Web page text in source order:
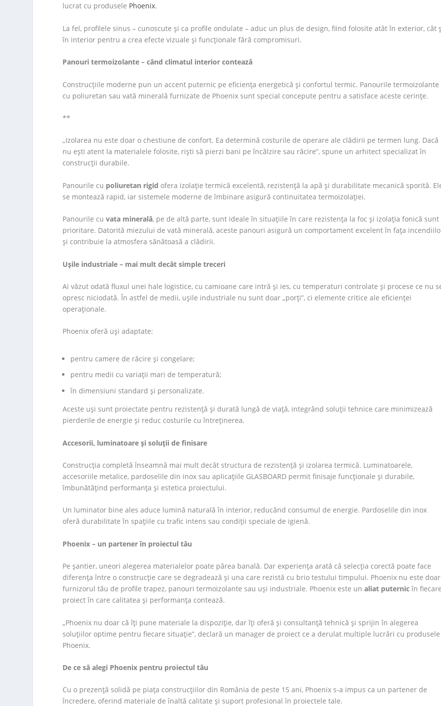
lucrat cu produsele Phoenix.
La fel, profilele sinus – cunoscute și ca profile ondulate – aduc un plus de design, fiind folosite atât în exterior, cât
în interior pentru a crea efecte vizuale și funcționale fără compromisuri.
Panouri termoizolante – când climatul interior contează
Construcțiile moderne pun un accent puternic pe eficiența energetică și confortul termic. Panourile termoizolante
cu poliuretan sau vată minerală furnizate de Phoenix sunt special concepute pentru a satisface aceste cerințe.
**
„Izolarea nu este doar o chestiune de confort. Ea determină costurile de operare ale clădirii pe termen lung. Dacă
nu ești atent la materialele folosite, riști să pierzi bani pe încălzire sau răcire”, spune un arhitect specializat în
construcții durabile.
Panourile cu poliuretan rigid ofera izolație termică excelentă, rezistență la apă și durabilitate mecanică sporită.
se montează rapid, iar sistemele moderne de îmbinare asigură continuitatea termoizolației.
Panourile cuvata minerală, pe de altă parte, sunt ideale în situațiile în care rezistența la foc și izolația fonică sunt
prioritare. Datorită miezului de vată minerală, aceste panouri asigură un comportament excelent în fața
și contribuie la atmosfera sănătoasă a clădirii.
Ușile industriale – mai mult decât simple treceri
Ai văzut odată fluxul unei hale logistice, cu camioane care intră și ies, cu temperaturi controlate și procese ce nu
opresc niciodată. În astfel de medii, ușile industriale nu sunt doar „porți”, ci elemente critice ale eficienței
operaționale.
Phoenix oferă uși adaptate:
pentru camere de răcire și congelare;
pentru medii cu variații mari de temperatură;
în dimensiuni standard și personalizate.
Aceste uși sunt proiectate pentru rezistență și durată lungă de viață, integrând soluții tehnice care minimizează
pierderile de energie și reduc costurile cu întreținerea.
Accesorii, luminatoare și soluții de finisare
Construcția completă înseamnă mai mult decât structura de rezistență și izolarea termică. Luminatoarele,
accesoriile metalice, pardoselile din inox sau aplicațiile GLASBOARD permit finisaje funcționale și durabile,
îmbunătățind performanța și estetica proiectului.
Un luminator bine ales aduce lumină naturală în interior, reducând consumul de energie. Pardoselile din inox
oferă durabilitate în spațiile cu trafic intens sau condiții speciale de igienă.
Phoenix – un partener în proiectul tău
Pe șantier, uneori alegerea materialelor poate părea banală. Dar experiența arată că selecția corectă poate face
diferența între o construcție care se degradează și una care rezistă cu brio testului timpului. Phoenix nu este doar
furnizorul tău de profile trapez, panouri termoizolante sau uși industriale. Phoenix este unaliat puternicîn
proiect în care calitatea și performanța contează.
„Phoenix nu doar că îți pune materiale la dispoziție, dar îți oferă și consultanță tehnică și sprijin în alegerea
soluțiilor optime pentru fiecare situație”, declară un manager de proiect ce a derulat multiple lucrări cu produsele
Phoenix.
De ce să alegi Phoenix pentru proiectul tău
Cu o prezență solidă pe piața construcțiilor din România de peste 15 ani, Phoenix s‑a impus ca un partener de
încredere, oferind materiale de înaltă calitate și suport profesional în proiectele tale.